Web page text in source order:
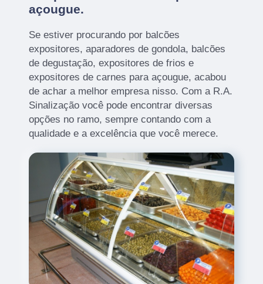
açougue.
Se estiver procurando por balcões
expositores, aparadores de gondola, balcões
de degustação, expositores de frios e
expositores de carnes para açougue, acabou
de achar a melhor empresa nisso. Com a R.A.
Sinalização você pode encontrar diversas
opções no ramo, sempre contando com a
qualidade e a excelência que você merece.